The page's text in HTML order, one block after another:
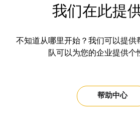
我们在此提
不知道从哪里开始？我们可以提供
队可以为您的企业提供个
帮助中心